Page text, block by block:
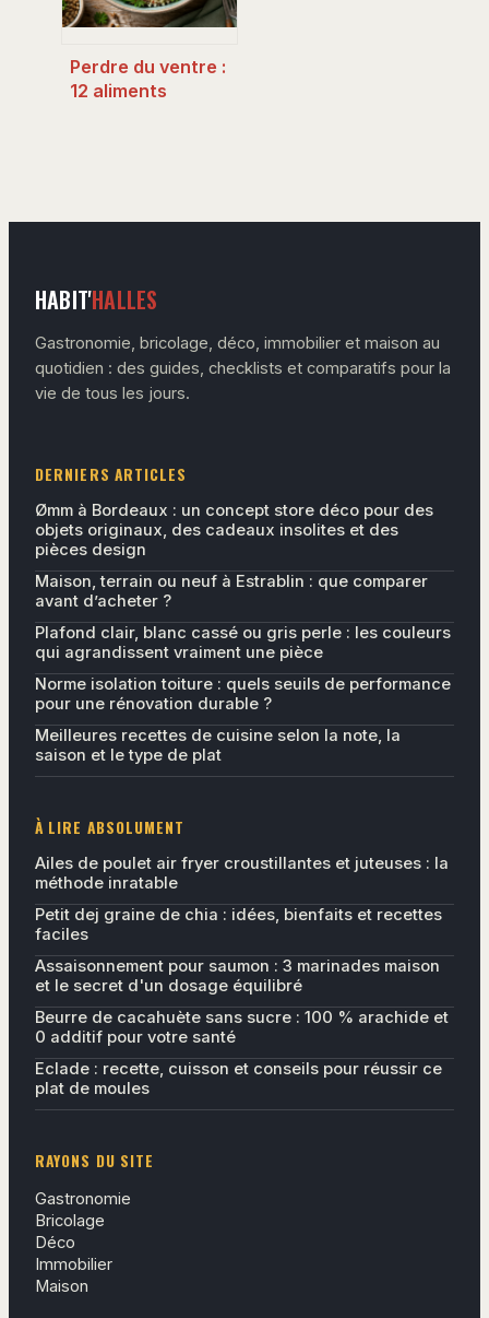
Perdre du ventre :
12 aliments
HABIT'HALLES
Gastronomie, bricolage, déco, immobilier et maison au
quotidien : des guides, checklists et comparatifs pour la
vie de tous les jours.
DERNIERS ARTICLES
Ømm à Bordeaux : un concept store déco pour des
objets originaux, des cadeaux insolites et des
pièces design
Maison, terrain ou neuf à Estrablin : que comparer
avant d’acheter ?
Plafond clair, blanc cassé ou gris perle : les couleurs
qui agrandissent vraiment une pièce
Norme isolation toiture : quels seuils de performance
pour une rénovation durable ?
Meilleures recettes de cuisine selon la note, la
saison et le type de plat
À LIRE ABSOLUMENT
Ailes de poulet air fryer croustillantes et juteuses : la
méthode inratable
Petit dej graine de chia : idées, bienfaits et recettes
faciles
Assaisonnement pour saumon : 3 marinades maison
et le secret d'un dosage équilibré
Beurre de cacahuète sans sucre : 100 % arachide et
0 additif pour votre santé
Eclade : recette, cuisson et conseils pour réussir ce
plat de moules
RAYONS DU SITE
Gastronomie
Bricolage
Déco
Immobilier
Maison